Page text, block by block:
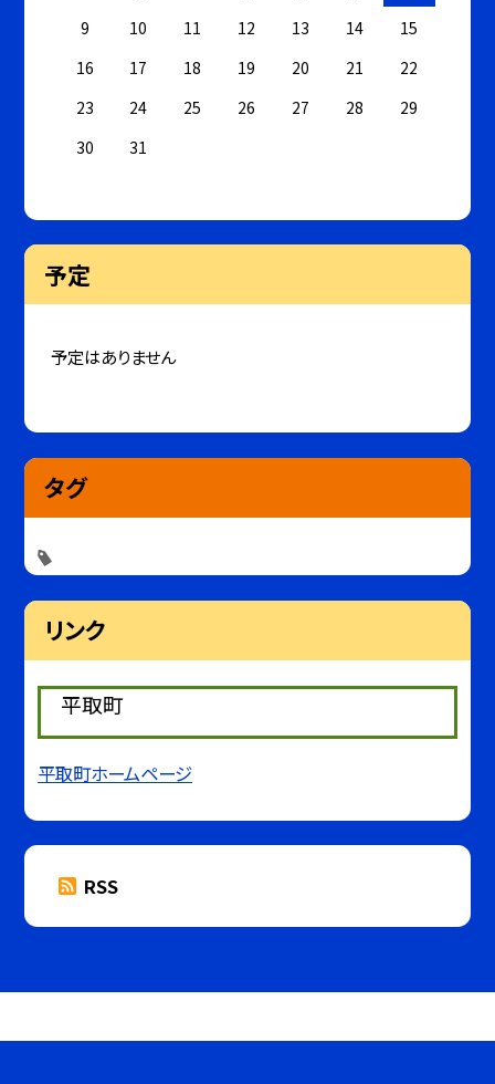
9
10 11 12 13 14
15
16
17 18 19 20 21
22
23
24 25 26 27 28
29
30
31
予定
予定はありません
タグ
リンク
平取町
平取町ホームページ
RSS